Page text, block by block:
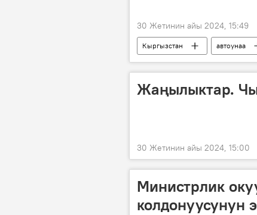
30 Жетинин айы 2024, 15:49
Кыргызстан автоунаа
бажы
ЕАЭБ
Жаңылыктар.
30 Жетинин айы 2024, 15:00
Министрлик
колдонуусунун